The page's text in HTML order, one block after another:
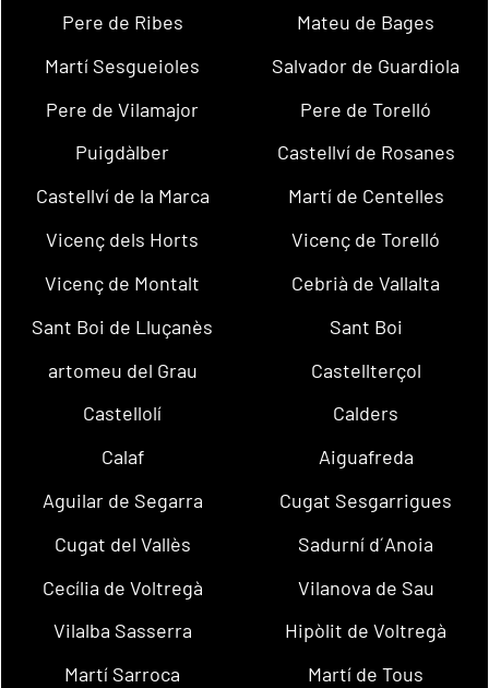
Pere de Ribes
Mateu de Bages
Martí Sesgueioles
Salvador de Guardiola
Pere de Vilamajor
Pere de Torelló
Puigdàlber
Castellví de Rosanes
Castellví de la Marca
Martí de Centelles
Vicenç dels Horts
Vicenç de Torelló
Vicenç de Montalt
Cebrià de Vallalta
Sant Boi de Lluçanès
Sant Boi
artomeu del Grau
Castellterçol
Castellolí
Calders
Calaf
Aiguafreda
Aguilar de Segarra
Cugat Sesgarrigues
Cugat del Vallès
Sadurní d´Anoia
Cecília de Voltregà
Vilanova de Sau
Vilalba Sasserra
Hipòlit de Voltregà
Martí Sarroca
Martí de Tous